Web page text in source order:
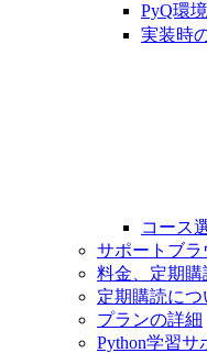
PyQ環
実装時
コース
サポートブ
料金、定期
定期購読につ
プランの詳細
Python学習サ